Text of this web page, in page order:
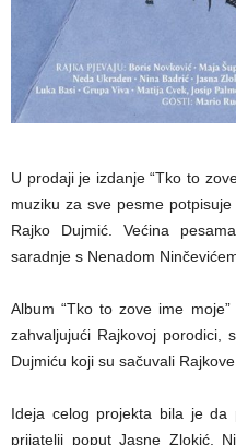
U prodaji je izdanje “Tko to
muziku za sve pesme
Rajko Dujmić. Većina
saradnje s Nenadom
Album “Tko to zove ime
zahvaljujući Rajkovoj porodici,
Dujmiću koji su sačuvali
Ideja celog projekta bila je da
prijatelji poput Jasne Zlokić,